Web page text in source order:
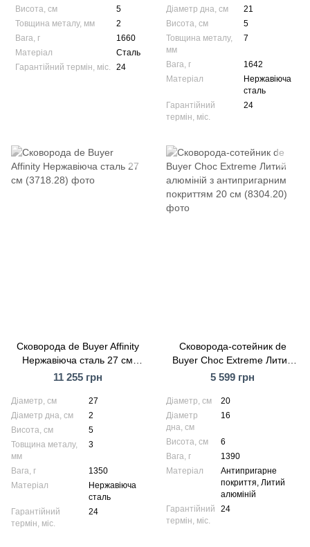
Висота, см
5
Товщина металу, мм
2
Вага, г
1660
Матеріал
Сталь
Гарантійний термін, міс.
24
Діаметр дна, см
21
Висота, см
5
Товщина металу,
мм
7
Вага, г
1642
Матеріал
Нержавіюча
сталь
Гарантійний
термін, міс.
24
Сковорода de Buyer Affinity
Нержавіюча сталь 27 см
(3718.28)
11 255 грн
Діаметр, см
27
Діаметр дна, см
2
Висота, см
5
Товщина металу,
мм
3
Вага, г
1350
Матеріал
Нержавіюча
сталь
Гарантійний
термін, міс.
24
Сковорода-сотейник de
Buyer Choc Extreme Литий
алюміній з антипригарним
5 599 грн
Діаметр, см
20
Діаметр
дна, см
16
Висота, см
6
Вага, г
1390
Матеріал
Антипригарне
покриття, Литий
алюміній
Гарантійний
термін, міс.
24